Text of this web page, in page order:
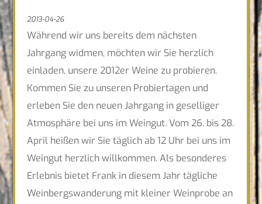
2013-04-26
Während wir uns bereits dem nächsten
Jahrgang widmen, möchten wir Sie herzlich
einladen, unsere 2012er Weine zu probieren.
Kommen Sie zu unseren Probiertagen und
erleben Sie den neuen Jahrgang in geselliger
Atmosphäre bei uns im Weingut. Vom 26. bis 28.
April heißen wir Sie täglich ab 12 Uhr bei uns im
Weingut herzlich willkommen. Als besonderes
Erlebnis bietet Frank in diesem Jahr tägliche
Weinbergswanderung mit kleiner Weinprobe an